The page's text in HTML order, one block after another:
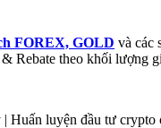
FOREX, GOLD và các
Rebate theo khối lượng
luyện đầu tư crypto